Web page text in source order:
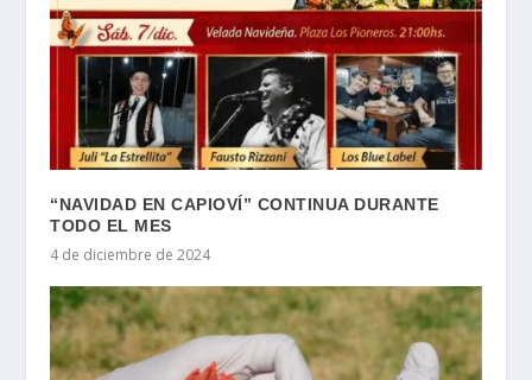
“NAVIDAD EN CAPIOVÍ” CONTINUA DURANTE
TODO EL MES
4 de diciembre de 2024